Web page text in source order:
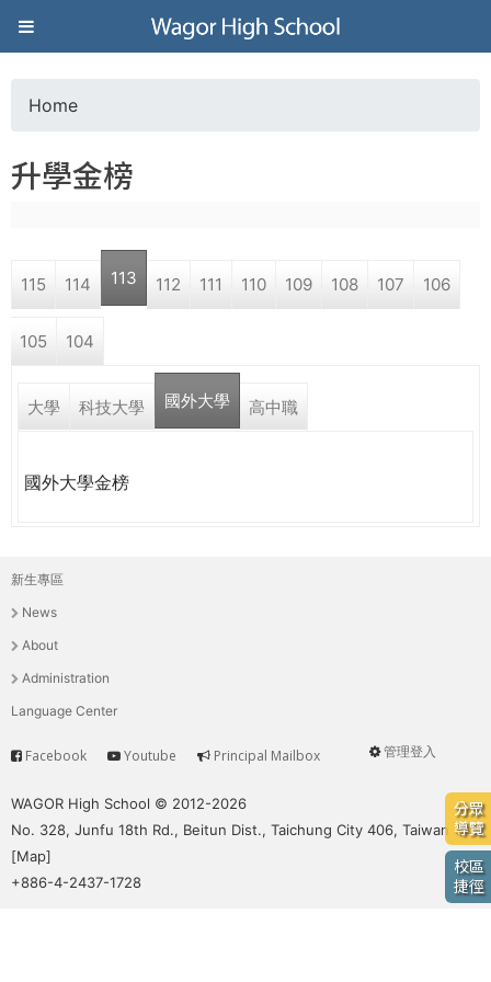
Jump to navigation
葳
格
高
學
培
養
具
國
移
動
的
世
界
公
o
a
r
e
r
e
Home
升學金榜
115 114 113 112 111 110 109 108 107 106
105 104
大學 科技大學 國外大學 高中職
國外大學金榜
分眾
導覽
校區
捷徑
主
選
單
新生專區
News
About
Administration
Language Center
User
管理登入
Service
Facebook Youtube Principal Mailbox
WAGOR High School © 2012-2026
No. 328, Junfu 18th Rd., Beitun Dist., Taichung City 406, Taiwan
[Map]
+886-4-2437-1728